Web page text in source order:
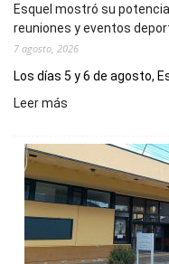
Esquel mostró su
reuniones y eventos
7 agosto, 2026
Los días 5 y 6 de agosto,
Leer más
su
potencial
como
destino
de
reuniones